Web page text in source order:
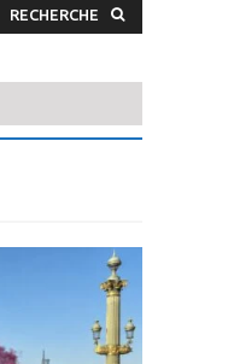
RECHERCHE